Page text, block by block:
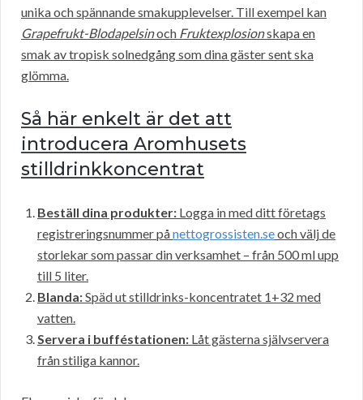
unika och spännande smakupplevelser. Till exempel kan
Grapefrukt-Blodapelsinoch Fruktexplosionskapa en
smak av tropisk solnedgång som dina gäster sent ska
glömma.
Så här enkelt är det att
introducera Aromhusets
stilldrinkkoncentrat
Beställ dina produkter: Logga in med ditt företags
registreringsnummer pånettogrossisten.seoch välj de
storlekar som passar din verksamhet – från 500 ml upp
till 5 liter.
Blanda:Späd ut stilldrinks-koncentratet 1+32 med
vatten.
Servera i bufféstationen: Låt gästerna självservera
från stiliga kannor.